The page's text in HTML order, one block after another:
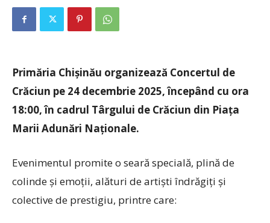
Primăria Chișinău organizează Concertul de
Crăciun pe 24 decembrie 2025, începând cu ora
18:00, în cadrul Târgului de Crăciun din Piața
Marii Adunări Naționale.
Evenimentul promite o seară specială, plină de
colinde și emoții, alături de artiști îndrăgiți și
colective de prestigiu, printre care: